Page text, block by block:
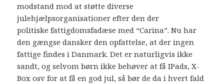
modstand mod at støtte diverse
julehjælpsorganisationer efter den der
politiske fattigdomsfadæse med “Carina”. Nu har
den gængse dansker den opfattelse, at der ingen
fattige findes i Danmark. Det er naturligvis ikke
sandt, og selvom børn ikke behøver at få IPads, X-
Box osv for at få en god jul, så bør de da i hvert fald